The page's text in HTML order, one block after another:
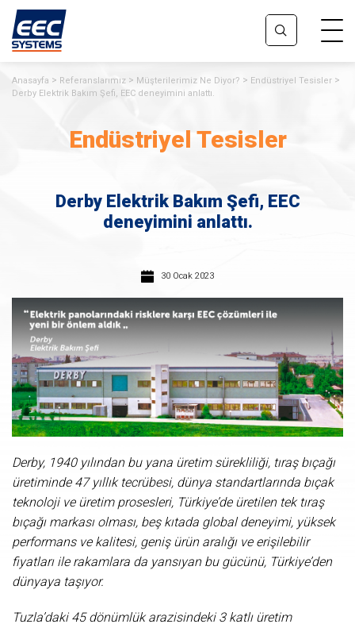
Anasayfa Referanslarımız Müşterilerimiz Ne Diyor?
Endüstriyel Tesisler
Derby Elektrik Bakım Şefi, EEC deneyimini anlattı.
Endüstriyel Tesisler
Derby Elektrik Bakım Şefi, EEC
deneyimini anlattı.
30 Ocak 2023
Derby, 1940 yılından bu yana üretim sürekliliği, tıraş bıçağı
üretiminde 47 yıllık tecrübesi, dünya standartlarında bıçak
teknoloji ve üretim prosesleri, Türkiye’de üretilen tek tıraş
bıçağı markası olması, beş kıtada global deneyimi, yüksek
performans ve kalitesi, geniş ürün aralığı ve erişilebilir
fiyatları ile rakamlara da yansıyan bu gücünü, Türkiye’den
dünyaya taşıyor.
Tuzla’daki 45 dönümlük arazisindeki 3 katlı üretim